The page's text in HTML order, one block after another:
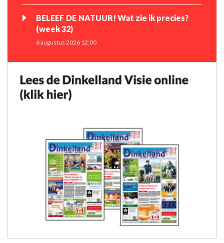
BELEEF DE NATUUR! Wat zie ik precies?
(week 32)
6 augustus 2026 12:00